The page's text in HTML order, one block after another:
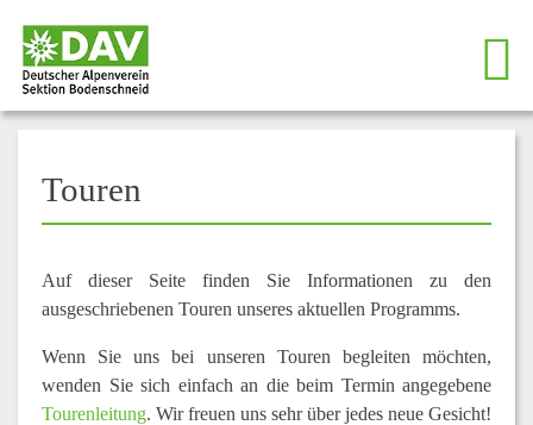
Touren
Auf dieser Seite finden Sie Informationen zu den
ausgeschriebenen Touren unseres aktuellen Programms.
Wenn Sie uns bei unseren Touren begleiten möchten,
wenden Sie sich einfach an die beim Termin angegebene
Tourenleitung. Wir freuen uns sehr über jedes neue Gesicht!